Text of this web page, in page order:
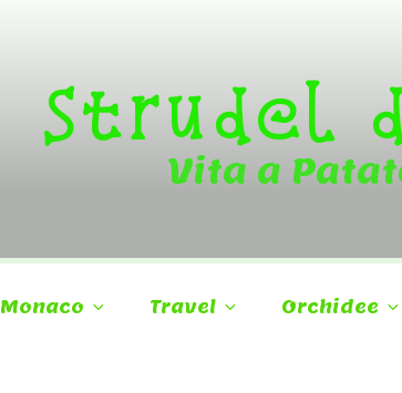
Strudel
Vita a
Monaco Travel Orchidee